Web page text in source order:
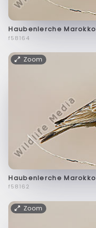
Haubenlerche Marokko
f58164
Zoom
Haubenlerche Marokko
f58162
Zoom